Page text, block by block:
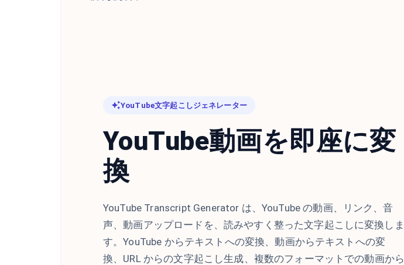
YouTube文字起こしジェネレーター
YouTube動画を即座に変
換
YouTube Transcript Generator は、YouTube の動画、リンク、音
声、動画アップロードを、読みやすく整った文字起こしに変換しま
す。YouTube からテキストへの変換、動画からテキストへの変
換、URL からの文字起こし生成、複数のフォーマットでの動画から